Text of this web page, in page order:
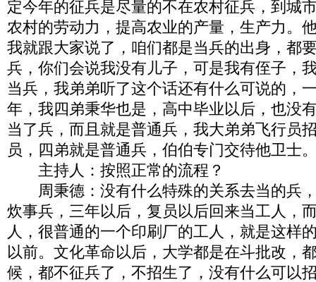
定今年的征兵是尽量的不在农村征兵，到城
农村的劳动力，提高农业的产量，生产力。
我就跟大家说了，咱们都是当兵的出身，都
兵，你们会说我没有儿子，可是我有侄子，
当兵，我弟弟听了这个话还有什么可说的，
年，我四弟秉华也是，高中毕业以后，也没
当了兵，而且就是普通兵，我大弟弟飞行员
员，四弟就是普通兵，伯伯专门交待他卫士
主持人：按照正常的流程？
周秉德：没有什么特殊的关系去当的兵
炊事兵，三年以后，复员以后回来当工人，
人，很普通的一个印刷厂的工人，就是这样
以前。文化革命以后，大学都是在斗批改，
候，都不征兵了，不招生了，没有什么可以